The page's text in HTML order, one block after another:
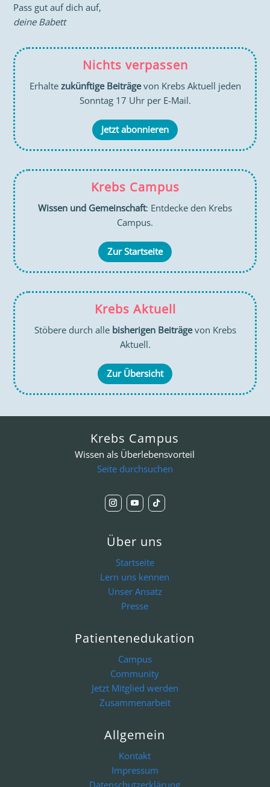
Pass gut auf dich auf,
deine Babett
Nichts verpassen
Erhalte zukünftige Beiträgevon Krebs Aktuell jeden
Sonntag 17 Uhr per E-Mail.
Jetzt abonnieren
Krebs Campus
Wissen und Gemeinschaft: Entdecke den Krebs
Campus.
Zur Startseite
Krebs Aktuell
Stöbere durch allebisherigen Beiträgevon Krebs
Aktuell.
Zur Übersicht
Krebs Campus
Wissen als Überlebensvorteil
Seite durchsuchen
Über uns
Startseite
Lern uns kennen
Unser Ansatz
Presse
Patientenedukation
Campus
Community
Jetzt Mitglied werden
Zusammenarbeit
Allgemein
Kontakt
Impressum
Datenschutzerklärung